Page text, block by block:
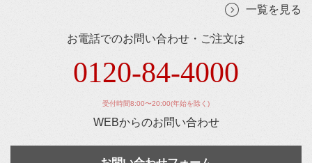
一覧を見る
お電話でのお問い合わせ・ご注文は
0120-84-4000
受付時間8:00〜20:00(年始を除く)
WEBからのお問い合わせ